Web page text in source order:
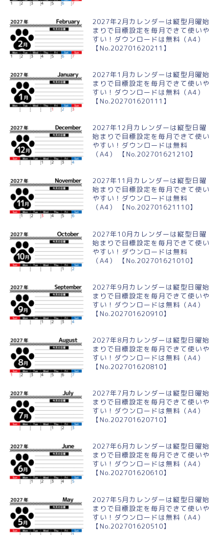
2027年2月カレンダーは縦型月曜始
まりで目標設定を毎月できて使いや
すい！ダウンロードは無料（A4）
【No.202701620211】
2027年1月カレンダーは縦型月曜始
まりで目標設定を毎月できて使いや
すい！ダウンロードは無料（A4）
【No.202701620111】
2027年12月カレンダーは縦型日曜
始まりで目標設定を毎月できて使い
やすい！ダウンロードは無料
（A4） 【No.202701621210】
2027年11月カレンダーは縦型日曜
始まりで目標設定を毎月できて使い
やすい！ダウンロードは無料
（A4） 【No.202701621110】
2027年10月カレンダーは縦型日曜
始まりで目標設定を毎月できて使い
やすい！ダウンロードは無料
（A4） 【No.202701621010】
2027年9月カレンダーは縦型日曜始
まりで目標設定を毎月できて使いや
すい！ダウンロードは無料（A4）
【No.202701620910】
2027年8月カレンダーは縦型日曜始
まりで目標設定を毎月できて使いや
すい！ダウンロードは無料（A4）
【No.202701620810】
2027年7月カレンダーは縦型日曜始
まりで目標設定を毎月できて使いや
すい！ダウンロードは無料（A4）
【No.202701620710】
2027年6月カレンダーは縦型日曜始
まりで目標設定を毎月できて使いや
すい！ダウンロードは無料（A4）
【No.202701620610】
2027年5月カレンダーは縦型日曜始
まりで目標設定を毎月できて使いや
すい！ダウンロードは無料（A4）
【No.202701620510】